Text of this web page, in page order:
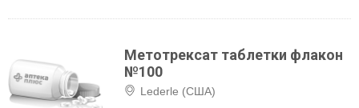
Метотрексат таблетки флакон
№100
Lederle (США)